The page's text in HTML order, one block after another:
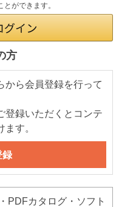
ができます。
方
から会員登録を行って
登録いただくとコンテ
す。
PDFカタログ・ソフト